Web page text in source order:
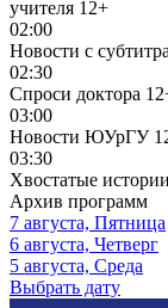
учителя 12+
02:00
Новости с
02:30
Спроси доктора
03:00
Новости ЮУрГУ
03:30
Хвостатые истории
Архив программ
7 августа, Пятница
6 августа, Четверг
5 августа, Среда
Выбрать дату